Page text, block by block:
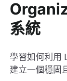
系統
學習如何利用
建立一個穩固